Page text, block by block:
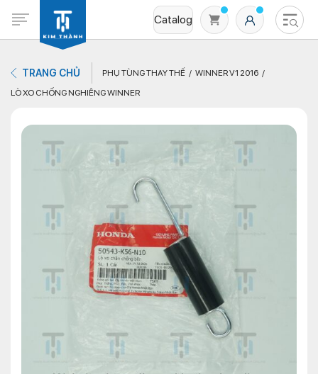
Catalog
Không có sản phẩm nào trong giỏ hàng
TRANG CHỦ PHỤ TÙNG THAY THẾ
WINNER V1 2016
LÒ XO CHỐNG NGHIÊNG WINNER